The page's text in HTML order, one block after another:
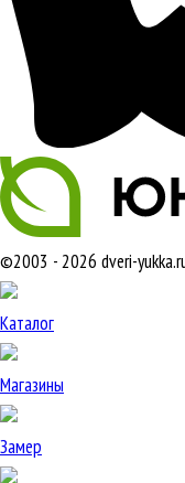
©2003 - 2026 dveri-
Каталог
Магазины
Замер